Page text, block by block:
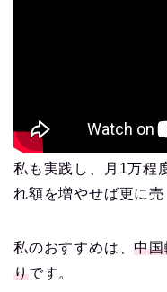
私も実践し、月1万程
れ額を増やせば更に
私のおすすめは、中
りです。